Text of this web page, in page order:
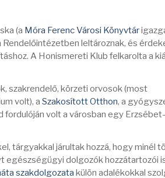
(a Móra Ferenc Városi Könyvtár
leltároznak, és
A Honismereti Klub felkarolta a
szakrendelő, körzeti orvosok (most
volt), a Szakosított Otthon, a
volt a városban egy
tárgyakkal járultak hozzá, hogy minél
egészségügyi dolgozók hozzátartozói
szakdolgozata külön adalékokkal